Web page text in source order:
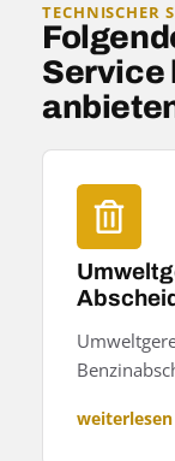
TECHNISCHER
Service
weiterlesen